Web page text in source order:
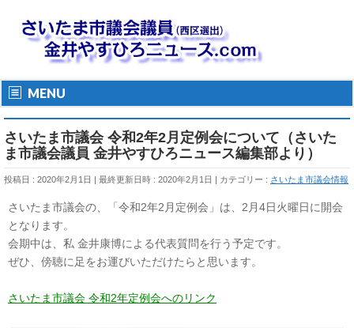
MENU
さいたま市議会 令和2年2月定例会について（さいた
ま市議会議員 金井やすひろニュース編集部より）
投稿日 : 2020年2月1日 最終更新日時 : 2020年2月1日 カテゴリー : さいたま市議会情報
さいたま市議会の、「令和2年2月定例会」は、2月4日火曜日に開会
となります。
会期中は、私 金井康博による代表質問を行う予定です。
ぜひ、傍聴に足をお運びいただけたらと思います。
さいたま市議会 令和2年定例会へのリンク